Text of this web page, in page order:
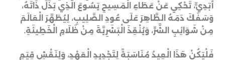
أَبَدِيٍّ، تَحْكِي عَنْ عَطَاءِ الْمَسِيحِ يَسُوعَ الَّذِي بَذَلَ ذَاتَهُ،
وَسَفَكَ دَمَهُ الطَّاهِرَ عَلَى عُودِ الصَّلِيبِ، لِيُطَهِّرَ الْعَالَمَ
مِنْ شَوَائِبِ الشَّرِّ، وَيُنْقِذَ الْبَشَرِيَّةَ مِنْ ظَلَامِ الْخَطِيئَةِ.
فَلْيَكُنْ هَذَا الْعِيدُ مُنَاسَبَةً لِتَجْدِيدِ الْعَهْدِ، وَلِنَقْشِ قِيَمِ